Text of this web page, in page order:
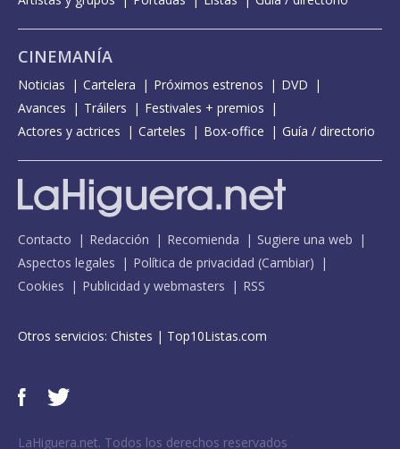
CINEMANÍA
Noticias Cartelera Próximos estrenos
DVD
Avances
Tráilers
Festivales + premios
Actores y actrices
Carteles Box-office Guía / directorio
Contacto Redacción Recomienda
Sugiere una web
Aspectos legales
Política de privacidad (Cambiar)
Cookies
Publicidad y webmasters RSS
Otros servicios: Chistes | Top10Listas.com
LaHiguera.net. Todos los derechos reservados